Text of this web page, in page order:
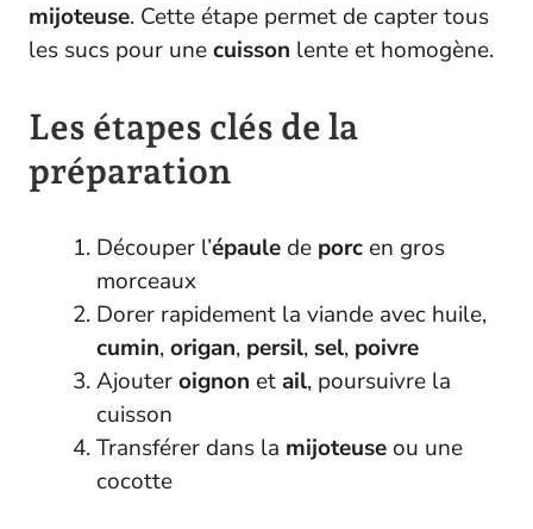
mijoteuse. Cette étape permet de capter tous
les sucs pour unecuisson lente et homogène.
Les étapes clés de la
préparation
Découper l’épaule de porc en gros
morceaux
Dorer rapidement la viande avec huile,
cumin,origan, persil, sel, poivre
Ajouteroignon etail, poursuivre la
cuisson
Transférer dans la mijoteuse ou une
cocotte